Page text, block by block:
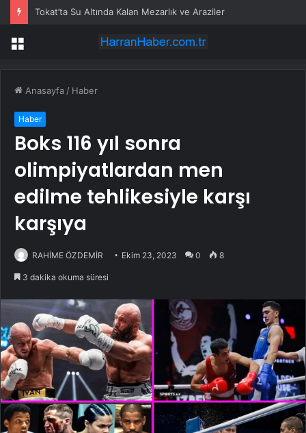
Tokat’ta Su Altında Kalan Mezarlık ve Araziler
Menü
Anasayfa / Haber
Haber
Boks 116 yıl sonra
olimpiyatlardan men
edilme tehlikesiyle karşı
karşıya
RAHİME ÖZDEMİR Ekim 23, 2023 0 8
3 dakika okuma süresi